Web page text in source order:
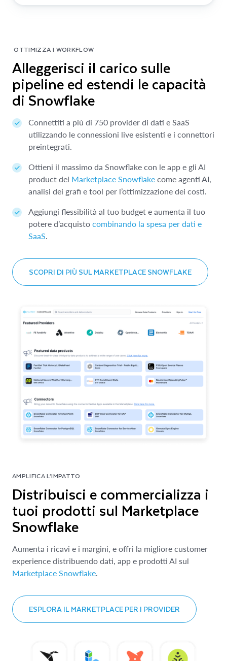
OTTIMIZZA I WORKFLOW
Alleggerisci il carico sulle
pipeline ed estendi le capacità
di Snowflake
Connettiti a più di 750 provider di dati e SaaS
utilizzando le connessioni live esistenti e i connettori
preintegrati.
Ottieni il massimo da Snowflake con le app e gli AI
product del Marketplace Snowflake come agenti AI,
analisi dei grafi e tool per l’ottimizzazione dei costi.
Aggiungi flessibilità al tuo budget e aumenta il tuo
potere d’acquisto combinando la spesa per dati e
SaaS.
SCOPRI DI PIÙ SUL MARKETPLACE SNOWFLAKE
AMPLIFICA L’IMPATTO
Distribuisci e commercializza i
tuoi prodotti sul Marketplace
Snowflake
Aumenta i ricavi e i margini, e offri la migliore customer
experience distribuendo dati, app e prodotti AI sul
Marketplace Snowflake.
ESPLORA IL MARKETPLACE PER I PROVIDER